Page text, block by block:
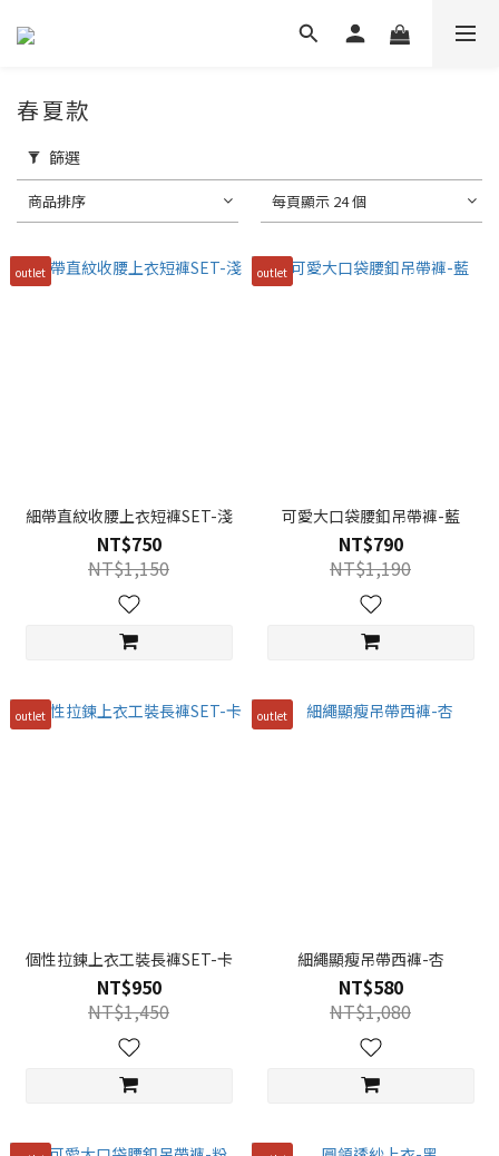
春夏款
篩選
商品排序 每頁顯示 24 個
outlet
細帶直紋收腰上衣短褲SET-淺
NT$750
NT$1,150
outlet
可愛大口袋腰釦吊帶褲-藍
NT$790
NT$1,190
outlet
個性拉鍊上衣工裝長褲SET-卡
NT$950
NT$1,450
outlet
細繩顯瘦吊帶西褲-杏
NT$580
NT$1,080